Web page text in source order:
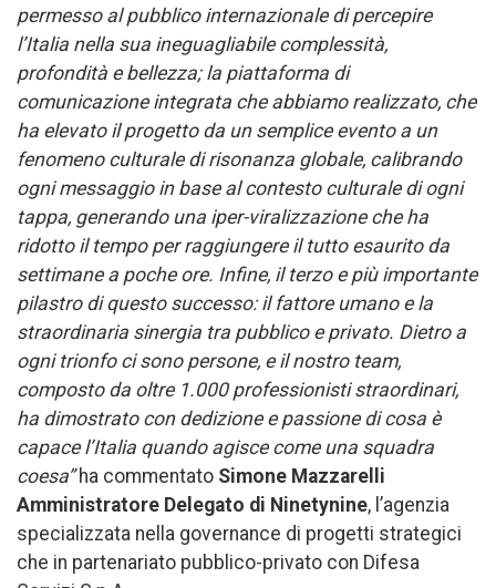
permesso al pubblico internazionale di percepire
l’Italia nella sua ineguagliabile complessità,
profondità e bellezza; la piattaforma di
comunicazione integrata che abbiamo realizzato, che
ha elevato il progetto da un semplice evento a un
fenomeno culturale di risonanza globale, calibrando
ogni messaggio in base al contesto culturale di ogni
tappa, generando una iper-viralizzazione che ha
ridotto il tempo per raggiungere il tutto esaurito da
settimane a poche ore. Infine, il terzo e più importante
pilastro di questo successo: il fattore umano e la
straordinaria sinergia tra pubblico e privato. Dietro a
ogni trionfo ci sono persone, e il nostro team,
composto da oltre 1.000 professionisti straordinari,
ha dimostrato con dedizione e passione di cosa è
capace l’Italia quando agisce come una squadra
coesa”ha commentato Simone Mazzarelli
Amministratore Delegato di Ninetynine, l’agenzia
specializzata nella governance di progetti strategici
che in partenariato pubblico-privato con Difesa